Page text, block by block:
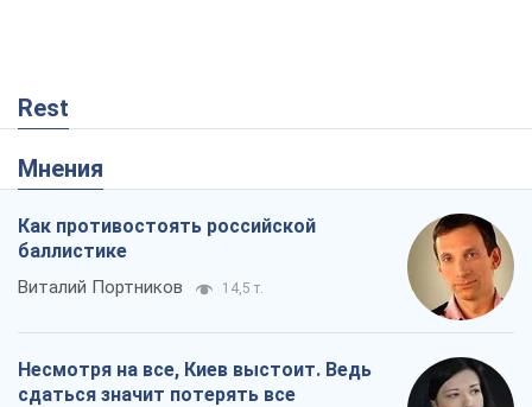
Rest
Мнения
Как противостоять российской
баллистике
Виталий Портников 14,5 т.
Несмотря на все, Киев выстоит. Ведь
сдаться значит потерять все